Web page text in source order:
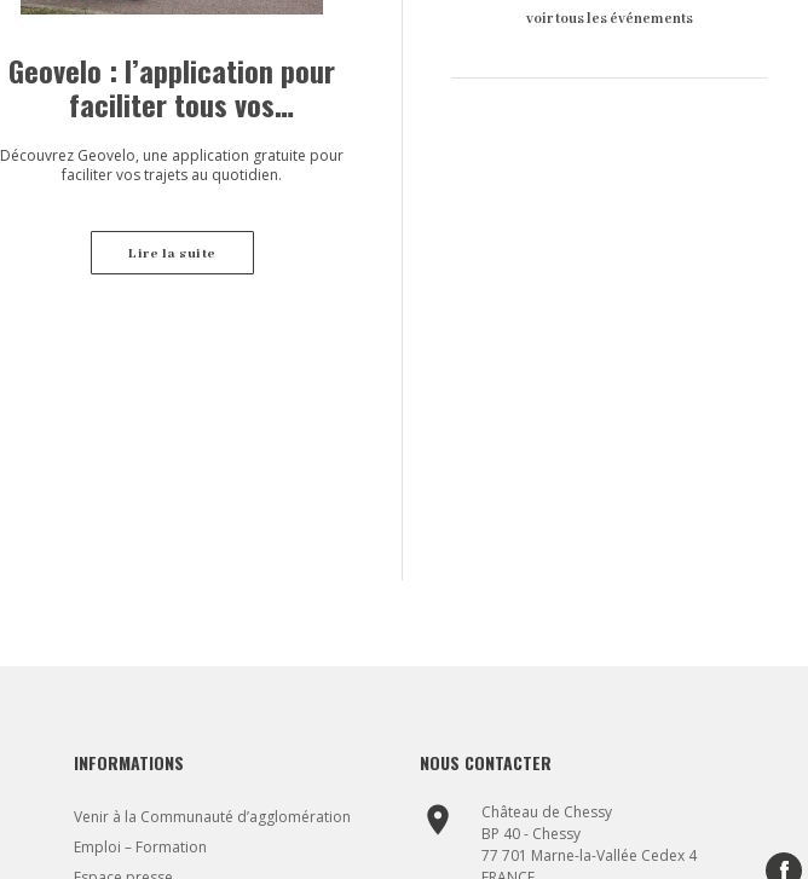
Geovelo : l’application pour
faciliter tous vos
déplacements à vélo
Découvrez Geovelo, une application gratuite pour
faciliter vos trajets au quotidien.
Lire la suite
D’EUROPE !
voir tous les événements
INFORMATIONS
Venir à la Communauté d’agglomération
Emploi – Formation
NOUS CONTACTER
place
Château de Chessy
BP 40 - Chessy
77 701 Marne-la-Vallée Cedex 4